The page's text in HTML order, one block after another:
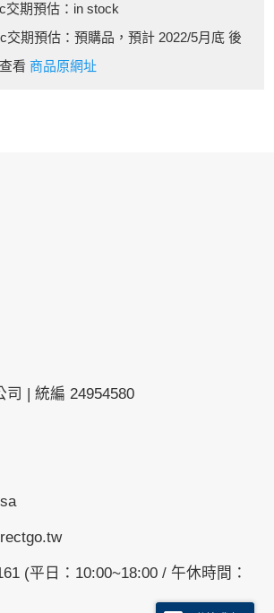
交期預估：in stock
交期預估：預購品，預計 2022/5月底 後
看 商品原網址
司 | 統編 24954580
(平日：10:00~18:00 / 午休時間：